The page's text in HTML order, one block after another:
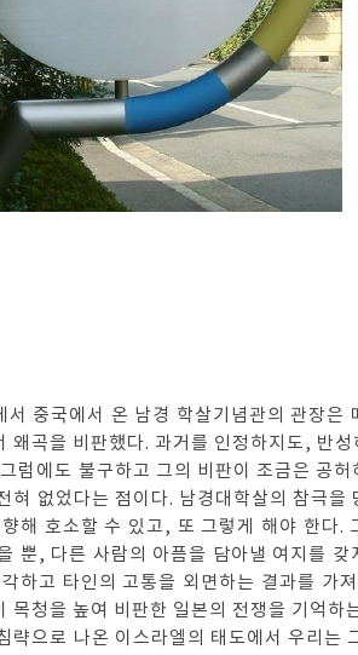
서 중국에서 온 남경 학살기념관의 관장은
왜곡을 비판했다. 과거를 인정하지도, 반
럼에도 불구하고 그의 비판이 조금은 공
혀 없었다는 점이다. 남경대학살의 참극을
해 호소할 수 있고, 또 그렇게 해야 한다.
뿐, 다른 사람의 아픔을 담아낼 여지를
하고 타인의 고통을 외면하는 결과를 가
목청을 높여 비판한 일본의 전쟁을 기억하
략으로 나온 이스라엘의 태도에서 우리는